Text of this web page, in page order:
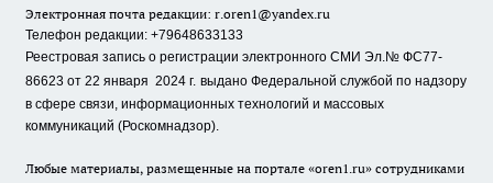
Электронная почта редакции: r.oren1@yandex.ru
Телефон редакции: +79648633133
Реестровая запись о регистрации электронного СМИ Эл.№ ФС77-
86623 от 22 января 2024 г. выдано Федеральной службой по надзору
в сфере связи, информационных технологий и массовых
коммуникаций (Роскомнадзор).
Любые материалы, размещенные на портале «oren1.ru» сотрудниками